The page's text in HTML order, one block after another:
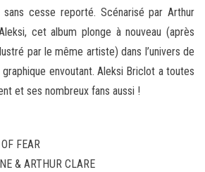
sans cesse reporté. Scénarisé par Arthur
cet album plonge ànouveau (après
par le même artiste) dans l’univers de
graphique envoutant. Aleksi Briclot a toutes
et ses nombreux fans aussi !
FEAR
& ARTHUR CLARE